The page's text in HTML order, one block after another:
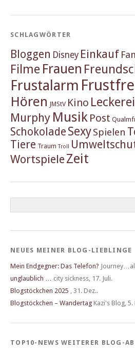
SCHLAGWÖRTER
Bloggen Disney Einkauf
Filme Frauen
Frustalarm
Hören JMStV Kino Leckerei
Murphy Musik Post
Schokolade SexySpielen
Tiere Traum Troll
Wortspiele Zeit
NEUES MEINER BLOG-LIEBLINGE
Mein Endgegner: Das Telefon?
unglaublich …
city sickness 17. Juli.
Blogstöckchen 2025
31. Dez..
Blogstöckchen – Wandertag Kazi's Blog 5.
TOP10-NEWS WEITERER BLOG-